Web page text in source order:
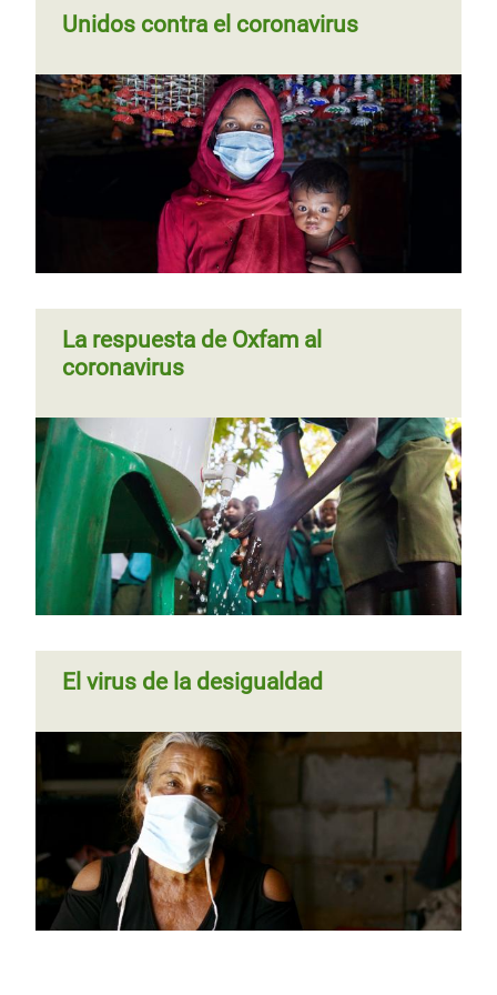
Unidos contra el coronavirus
La respuesta de Oxfam al
coronavirus
El virus de la desigualdad